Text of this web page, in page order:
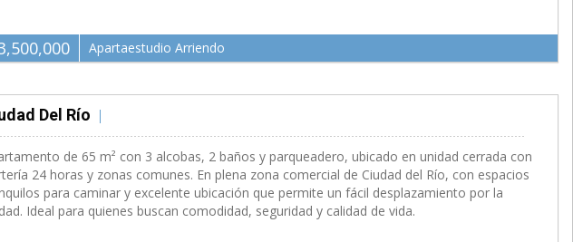
Apartaestudio Arriendo
Del Río
de 65 m² con 3 alcobas, 2 baños y parqueadero, ubicado en unidad cerrada con
24 horas y zonas comunes. En plena zona comercial de Ciudad del Río, con espacios
para caminar y excelente ubicación que permite un fácil desplazamiento por la
Ideal para quienes buscan comodidad, seguridad y calidad de vida.